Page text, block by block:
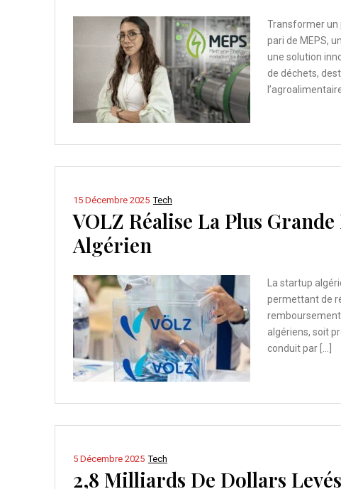
Transformer un
pari de MEPS,
une solution
de déchets,
Tech
15 Décembre 2025
VOLZ Réalise La Plus
Algérien
La startup
permettant de
algériens, soit
conduit par […]
Tech
5 Décembre 2025
2,8 Milliards De Dollars